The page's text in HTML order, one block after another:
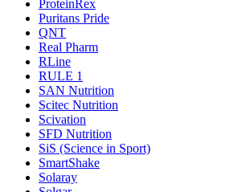
ProteinRex
Puritans Pride
QNT
Real Pharm
RLine
RULE 1
SAN Nutrition
Scitec Nutrition
Scivation
SFD Nutrition
SiS (Science in Sport)
SmartShake
Solaray